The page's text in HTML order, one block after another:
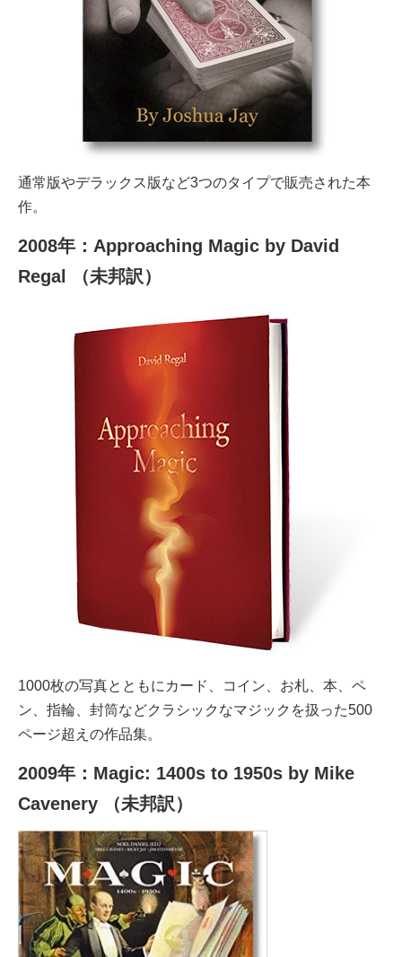
通常版やデラックス版など3つのタイプで販売された本
作。
2008年：Approaching Magic by David
Regal （未邦訳）
1000枚の写真とともにカード、コイン、お札、本、ペ
ン、指輪、封筒などクラシックなマジックを扱った500
ページ超えの作品集。
2009年：Magic: 1400s to 1950s by Mike
Cavenery （未邦訳）